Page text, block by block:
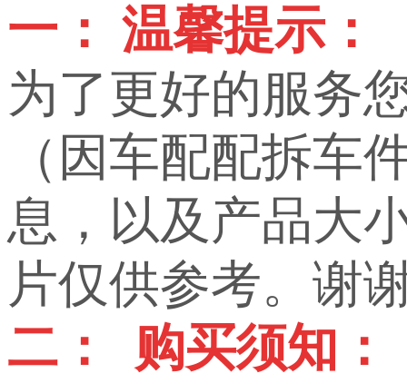
一： 温馨提示：
为了更好的服务
（因车配配拆车
息，以及产品大
片仅供参考。谢
二： 购买须知：